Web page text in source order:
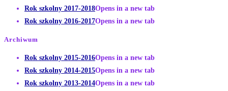
Rok szkolny 2017-2018Opens in a new tab
Rok szkolny 2016-2017Opens in a new tab
Archiwum
Rok szkolny 2015-2016Opens in a new tab
Rok szkolny 2014-2015Opens in a new tab
Rok szkolny 2013-2014Opens in a new tab